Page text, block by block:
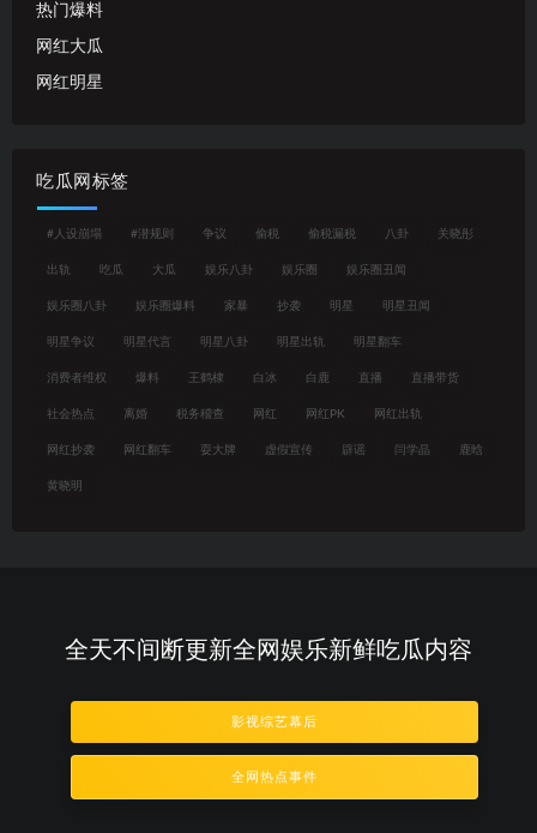
热门爆料
网红大瓜
网红明星
吃瓜网标签
#人设崩塌 #潜规则 争议 偷税 偷税漏税 八卦 关晓彤
出轨 吃瓜 大瓜 娱乐八卦 娱乐圈 娱乐圈丑闻
娱乐圈八卦 娱乐圈爆料 家暴 抄袭 明星 明星丑闻
明星争议 明星代言 明星八卦 明星出轨 明星翻车
消费者维权 爆料 王鹤棣 白冰 白鹿 直播 直播带货
社会热点 离婚 税务稽查 网红 网红PK 网红出轨
网红抄袭 网红翻车 耍大牌 虚假宣传 辟谣 闫学晶 鹿晗
黄晓明
全天不间断更新全网娱乐新鲜吃瓜内容
影视综艺幕后
全网热点事件